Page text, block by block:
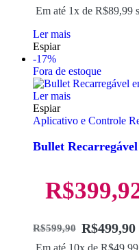
Em até 1x de R$89,99
Ler mais
Espiar
-17%
Fora de estoque
Ler mais
Espiar
Aplicativo e Controle
Bullet
R$599,90 R$499,90
Em até 10x de R$49,99
R$